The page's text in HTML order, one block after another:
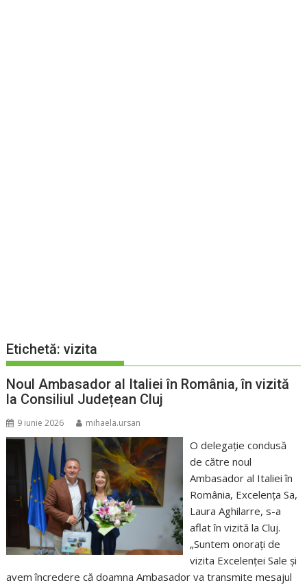
Etichetă:vizita
Noul Ambasador al Italiei în România, în vizită
la Consiliul Județean Cluj
9 iunie 2026 mihaela.ursan
O delegație condusă
de către noul
Ambasador al Italiei în
România, Excelența Sa,
Laura Aghilarre, s-a
aflat în vizită la Cluj.
„Suntem onorați de
vizita Excelenței Sale și
avem încredere că doamna Ambasador va transmite mesajul